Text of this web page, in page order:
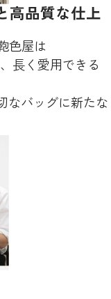
高品質な仕上
色屋は
長く愛用できる
なバッグに新たな